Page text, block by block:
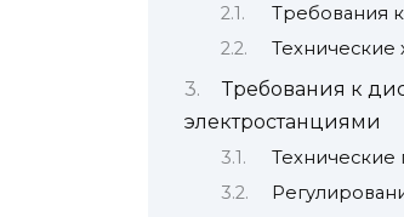
Требования
Технические
Требования к
электростанциями
Технические